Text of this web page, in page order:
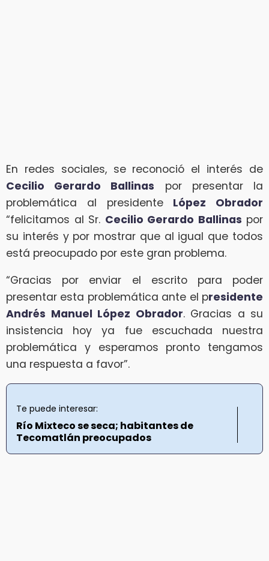
En redes sociales, se reconoció el interés de
Cecilio Gerardo Ballinas por presentar la
problemática al presidente López Obrador
“felicitamos al Sr. Cecilio Gerardo Ballinas por
su interés y por mostrar que al igual que todos
está preocupado por este gran problema.
“Gracias por enviar el escrito para poder
presentar esta problemática ante el presidente
Andrés Manuel López Obrador. Gracias a su
insistencia hoy ya fue escuchada nuestra
problemática y esperamos pronto tengamos
una respuesta a favor”.
Te puede interesar:
Río Mixteco se seca; habitantes de
Tecomatlán preocupados